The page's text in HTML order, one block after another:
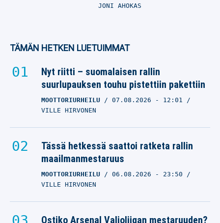
JONI AHOKAS
TÄMÄN HETKEN LUETUIMMAT
Nyt riitti – suomalaisen rallin
suurlupauksen touhu pistettiin pakettiin
MOOTTORIURHEILU 07.08.2026 - 12:01
VILLE HIRVONEN
Tässä hetkessä saattoi ratketa rallin
maailmanmestaruus
MOOTTORIURHEILU 06.08.2026 - 23:50
VILLE HIRVONEN
Ostiko Arsenal Valioliigan mestaruuden?